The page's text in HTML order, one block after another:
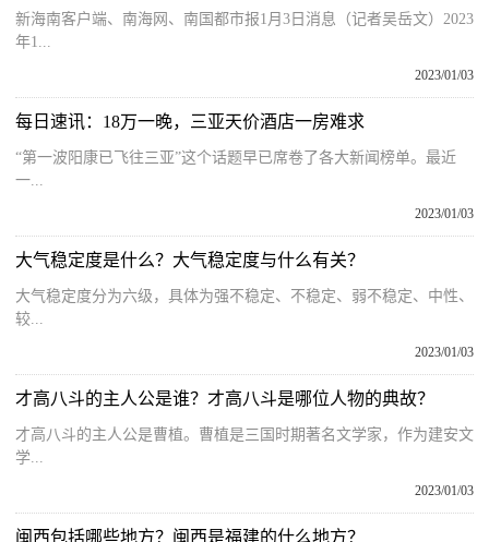
新海南客户端、南海网、南国都市报1月3日消息（记者吴岳文）2023
年1...
2023/01/03
每日速讯：18万一晚，三亚天价酒店一房难求
“第一波阳康已飞往三亚”这个话题早已席卷了各大新闻榜单。最近
一...
2023/01/03
大气稳定度是什么？大气稳定度与什么有关？
大气稳定度分为六级，具体为强不稳定、不稳定、弱不稳定、中性、
较...
2023/01/03
才高八斗的主人公是谁？才高八斗是哪位人物的典故？
才高八斗的主人公是曹植。曹植是三国时期著名文学家，作为建安文
学...
2023/01/03
闽西包括哪些地方？闽西是福建的什么地方？